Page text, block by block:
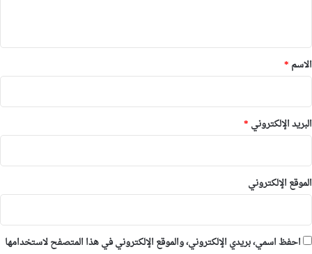
*
الاسم *
البريد الإلكتروني *
الموقع الإلكتروني
احفظ اسمي، بريدي الإلكتروني، والموقع الإلكتروني في هذا المتصفح لاستخدامها